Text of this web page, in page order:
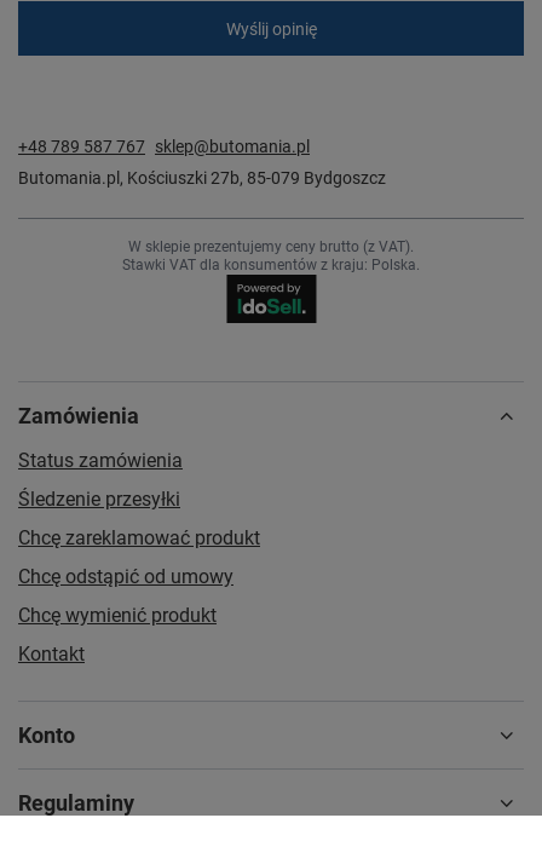
Wyślij opinię
+48 789 587 767 sklep@butomania.pl
Butomania.pl , Kościuszki 27b, 85-079 Bydgoszcz
W sklepie prezentujemy ceny brutto (z VAT).
Stawki VAT dla konsumentów z kraju: Polska.
Zamówienia
Status zamówienia
Śledzenie przesyłki
Chcę zareklamować produkt
Chcę odstąpić od umowy
Chcę wymienić produkt
Kontakt
Konto
Regulaminy